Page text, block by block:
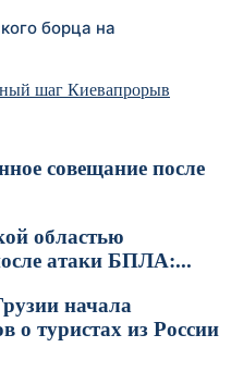
борца на
шаг Киевапрорыв
совещание после
областью
атаки БПЛА:...
начала
о туристах из России